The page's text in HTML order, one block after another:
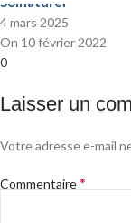
4 mars 2025
On 10 février 2022
0
Laisser un
Votre adresse e-mail
Commentaire*